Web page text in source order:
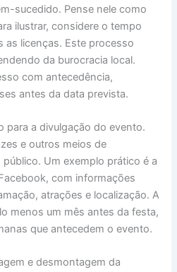
sucedido. Pense nele como
ilustrar, considere o tempo
as licenças. Este processo
da burocracia local.
com antecedência,
antes da data prevista.
para a divulgação do evento.
e outros meios de
Um exemplo prático é a
com informações
atrações e localização. A
menos um mês antes da festa,
que antecedem o evento.
e desmontagem da